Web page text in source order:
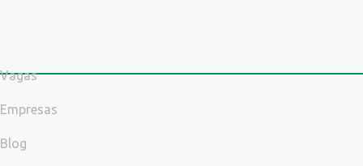
Vagas
Empresas
Blog